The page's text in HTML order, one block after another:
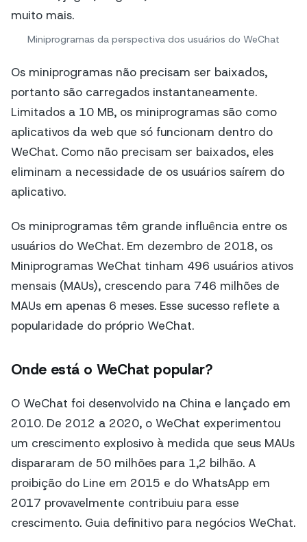
Miniprogramas da perspectiva dos usuários do WeChat
Os miniprogramas não precisam ser baixados,
portanto são carregados instantaneamente.
Limitados a 10 MB, os miniprogramas são como
aplicativos da web que só funcionam dentro do
WeChat. Como não precisam ser baixados, eles
eliminam a necessidade de os usuários saírem do
aplicativo.
Os miniprogramas têm grande influência entre os
usuários do WeChat. Em dezembro de 2018, os
Miniprogramas WeChat tinham 496 usuários ativos
mensais (MAUs), crescendo para 746 milhões de
MAUs em apenas 6 meses. Esse sucesso reflete a
popularidade do próprio WeChat.
Onde está o WeChat popular?
O WeChat foi desenvolvido na China e lançado em
2010. De 2012 a 2020, o WeChat experimentou
um crescimento explosivo à medida que seus MAUs
dispararam de 50 milhões para 1,2 bilhão. A
proibição do Line em 2015 e do WhatsApp em
2017 provavelmente contribuiu para esse
crescimento. Guia definitivo para negócios WeChat.